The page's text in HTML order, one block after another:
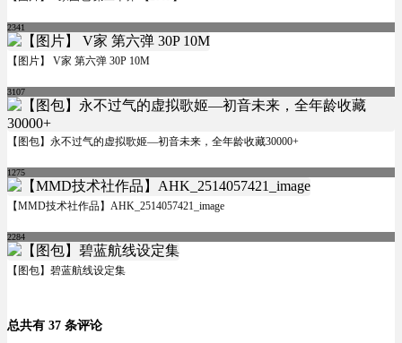
2341
【图片】 V家 第六弹 30P 10M
3107
【图包】永不过气的虚拟歌姬—初音未来，全年龄收藏30000+
1275
【MMD技术社作品】AHK_2514057421_image
2284
【图包】碧蓝航线设定集
总共有 37 条评论